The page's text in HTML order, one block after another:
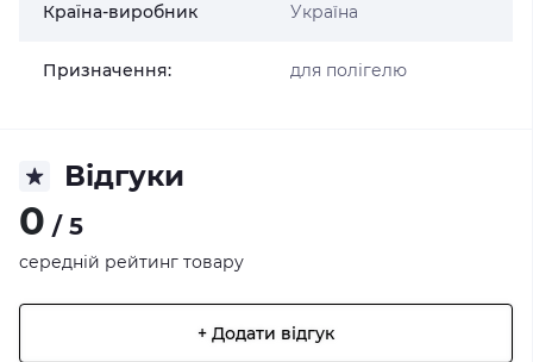
Країна-виробник Україна
Призначення: для полігелю
Відгуки
0 / 5
середній рейтинг товару
+ Додати відгук